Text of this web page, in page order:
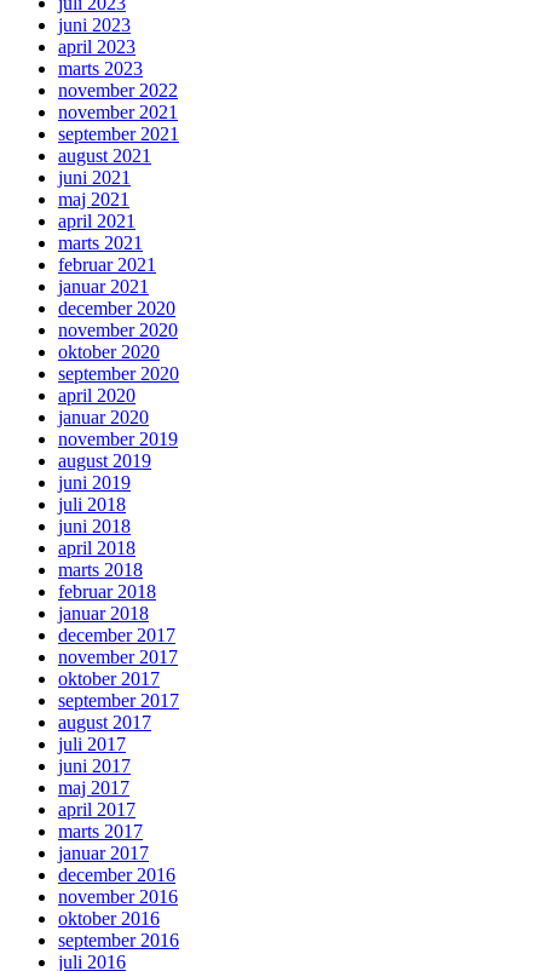
juni 2023
april 2023
marts 2023
november 2022
november 2021
september 2021
august 2021
juni 2021
maj 2021
april 2021
marts 2021
februar 2021
januar 2021
december 2020
november 2020
oktober 2020
september 2020
april 2020
januar 2020
november 2019
august 2019
juni 2019
juli 2018
juni 2018
april 2018
marts 2018
februar 2018
januar 2018
december 2017
november 2017
oktober 2017
september 2017
august 2017
juli 2017
juni 2017
maj 2017
april 2017
marts 2017
januar 2017
december 2016
november 2016
oktober 2016
september 2016
juli 2016